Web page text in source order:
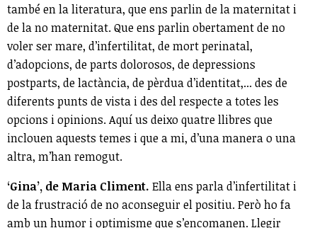
també en la literatura, que ens parlin de la maternitat i
de la no maternitat. Que ens parlin obertament de no
voler ser mare, d’infertilitat, de mort perinatal,
d’adopcions, de parts dolorosos, de depressions
postparts, de lactància, de pèrdua d’identitat,... des de
diferents punts de vista i des del respecte a totes les
opcions i opinions. Aquí us deixo quatre llibres que
inclouen aquests temes i que a mi, d’una manera o una
altra, m’han remogut.
‘Gina’, de Maria Climent. Ella ens parla d’infertilitat i
de la frustració de no aconseguir el positiu. Però ho fa
amb un humor i optimisme que s’encomanen. Llegir